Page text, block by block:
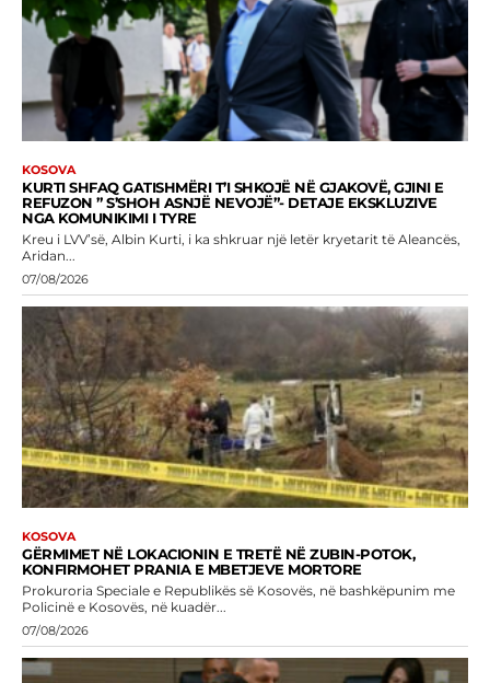
KOSOVA
KURTI SHFAQ GATISHMËRI T’I SHKOJË NË GJAKOVË, GJINI E
REFUZON ” S’SHOH ASNJË NEVOJË”- DETAJE EKSKLUZIVE
NGA KOMUNIKIMI I TYRE
Kreu i LVV’së, Albin Kurti, i ka shkruar një letër kryetarit të Aleancës,
Aridan...
07/08/2026
KOSOVA
GËRMIMET NË LOKACIONIN E TRETË NË ZUBIN-POTOK,
KONFIRMOHET PRANIA E MBETJEVE MORTORE
Prokuroria Speciale e Republikës së Kosovës, në bashkëpunim me
Policinë e Kosovës, në kuadër...
07/08/2026